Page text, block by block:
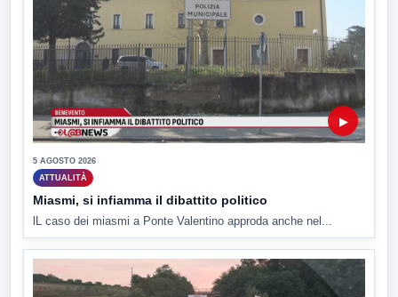
▶
5 AGOSTO 2026
ATTUALITÀ
Miasmi, si infiamma il dibattito politico
lL caso dei miasmi a Ponte Valentino approda anche nel...